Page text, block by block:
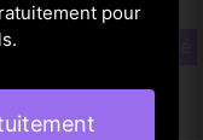
pour